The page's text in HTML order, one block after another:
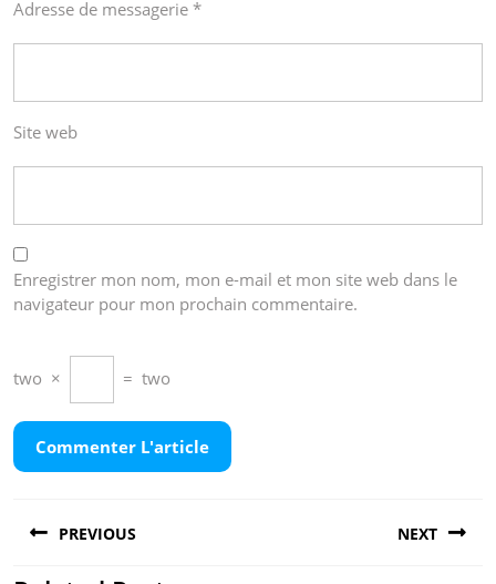
Adresse de messagerie *
Site web
Enregistrer mon nom, mon e-mail et mon site web dans le
navigateur pour mon prochain commentaire.
two × = two
de
l’article
PREVIOUS NEXT